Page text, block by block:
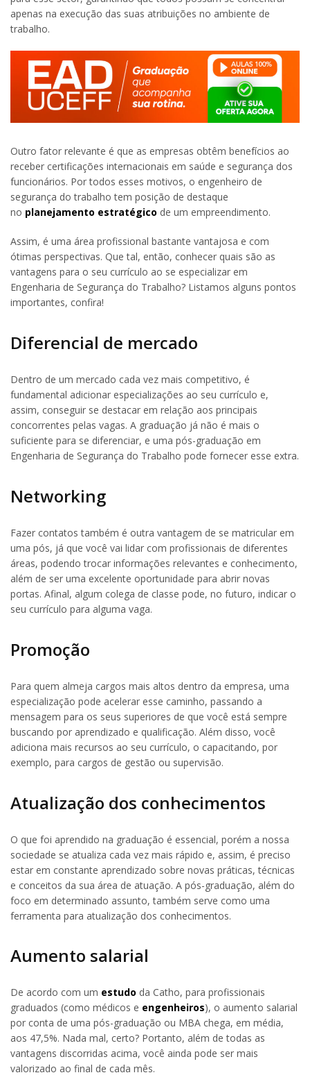
apenas na execução das suas atribuições no ambiente de
trabalho.
Outro fator relevante é que as empresas obtêm benefícios ao
receber certificações internacionais em saúde e segurança dos
funcionários. Por todos esses motivos, o engenheiro de
segurança do trabalho tem posição de destaque
no planejamento estratégico de um empreendimento.
Assim, é uma área profissional bastante vantajosa e com
ótimas perspectivas. Que tal, então, conhecer quais são as
vantagens para o seu currículo ao se especializar em
Engenharia de Segurança do Trabalho? Listamos alguns pontos
importantes, confira!
Diferencial de mercado
Dentro de um mercado cada vez mais competitivo, é
fundamental adicionar especializações ao seu currículo e,
assim, conseguir se destacar em relação aos principais
concorrentes pelas vagas. A graduação já não é mais o
suficiente para se diferenciar, e uma pós-graduação em
Engenharia de Segurança do Trabalho pode fornecer esse extra.
Networking
Fazer contatos também é outra vantagem de se matricular em
uma pós, já que você vai lidar com profissionais de diferentes
áreas, podendo trocar informações relevantes e conhecimento,
além de ser uma excelente oportunidade para abrir novas
portas. Afinal, algum colega de classe pode, no futuro, indicar o
seu currículo para alguma vaga.
Promoção
Para quem almeja cargos mais altos dentro da empresa, uma
especialização pode acelerar esse caminho, passando a
mensagem para os seus superiores de que você está sempre
buscando por aprendizado e qualificação. Além disso, você
adiciona mais recursos ao seu currículo, o capacitando, por
exemplo, para cargos de gestão ou supervisão.
Atualização dos conhecimentos
O que foi aprendido na graduação é essencial, porém a nossa
sociedade se atualiza cada vez mais rápido e, assim, é preciso
estar em constante aprendizado sobre novas práticas, técnicas
e conceitos da sua área de atuação. A pós-graduação, além do
foco em determinado assunto, também serve como uma
ferramenta para atualização dos conhecimentos.
Aumento salarial
De acordo com um estudo da Catho, para profissionais
graduados (como médicos e engenheiros), o aumento salarial
por conta de uma pós-graduação ou MBA chega, em média,
aos 47,5%. Nada mal, certo? Portanto, além de todas as
vantagens discorridas acima, você ainda pode ser mais
valorizado ao final de cada mês.